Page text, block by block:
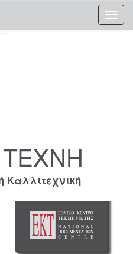
ΤΕΧΝΗ
Καλλιτεχνική